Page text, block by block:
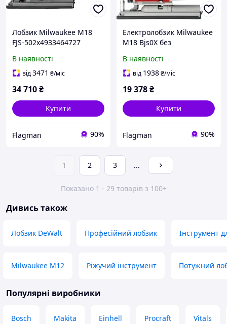
Лобзик Milwaukee M18
FJS-502x4933464727
В наявності
від3471 ₴/міс
34 710₴
Купити
Flagman 90%
Електролобзик Milwaukee
M18 Bjs0X без
В наявності
від 1938₴/міс
19 378₴
Купити
Flagman 90%
1 2 3 ...
Показано 1 - 29 товарів з 100+
Дивись також
Лобзик DeWalt Професійний лобзик Інструмент
Milwaukee M12 Ріжучий інструмент Потужний
Популярні виробники
Bosch Makita Einhell Procraft Vitals